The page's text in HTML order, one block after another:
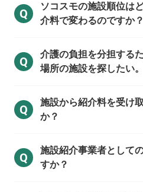
Q
ソコスモの施設順位は
介料で変わるのですか？
Q
介護の負担を分担する
場所の施設を探したい。
Q
施設から紹介料を受け
か？
Q
施設紹介事業者として
すか？